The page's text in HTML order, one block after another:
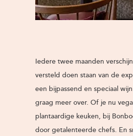
Iedere twee maanden
versteld doen staan van de
een bijpassend en speciaal
graag meer over. Of je nu
plantaardige keuken, bij
door getalenteerde chefs. En